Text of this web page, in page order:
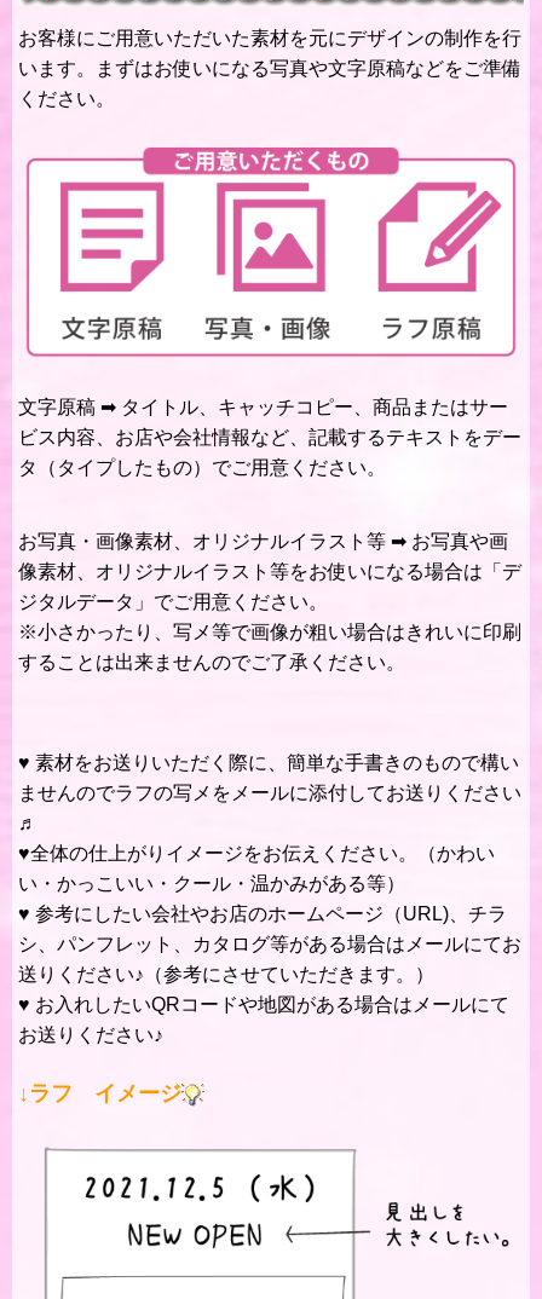
お客様にご用意いただいた素材を元にデザインの制作を行
います。まずはお使いになる写真や文字原稿などをご準備
ください。
文字原稿 ➡ タイトル、キャッチコピー、商品またはサー
ビス内容、お店や会社情報など、記載するテキストをデー
タ（タイプしたもの）でご用意ください。
お写真・画像素材、オリジナルイラスト等 ➡ お写真や画
像素材、オリジナルイラスト等をお使いになる場合は「デ
ジタルデータ」でご用意ください。
※小さかったり、写メ等で画像が粗い場合はきれいに印刷
することは出来ませんのでご了承ください。
♥ 素材をお送りいただく際に、簡単な手書きのもので構い
ませんのでラフの写メをメールに添付してお送りください
♬
♥全体の仕上がりイメージをお伝えください。（かわい
い・かっこいい・クール・温かみがある等）
♥ 参考にしたい会社やお店のホームページ（URL)、チラ
シ、パンフレット、カタログ等がある場合はメールにてお
送りください♪（参考にさせていただきます。）
♥ お入れしたいQRコードや地図がある場合はメールにて
お送りください♪
↓ラフ イメージ